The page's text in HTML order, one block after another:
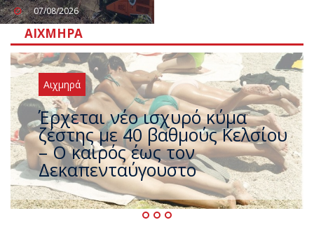
07/08/2026
ΑΙΧΜΗΡΆ
Αιχμηρά
Άφαντος ο Τσίπρας… την ώρα
που η χώρα καίγεται